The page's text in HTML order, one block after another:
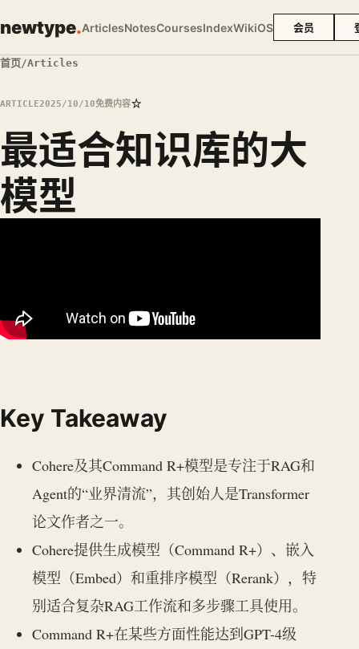
newtype.ArticlesNotesCoursesIndexWikiOS 会员
首页/Articles
ARTICLE2025/10/10免费内容☆
最适合知识库的大
模型
Key Takeaway
Cohere及其Command R+模型是专注于RAG和
Agent的“业界清流”，其创始人是Transformer
论文作者之一。
Cohere提供生成模型（Command R+）、嵌入
模型（Embed）和重排序模型（Rerank），特
别适合复杂RAG工作流和多步骤工具使用。
Command R+在某些方面性能达到GPT-4级